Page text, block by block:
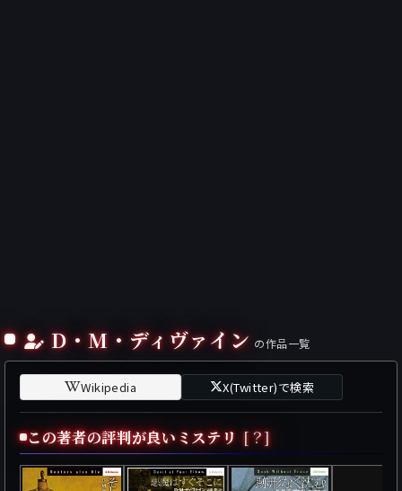
D・M・ディヴァイン の作品一覧
Wikipedia X(Twitter)で検索
この著者の評判が良いミステリ [？]